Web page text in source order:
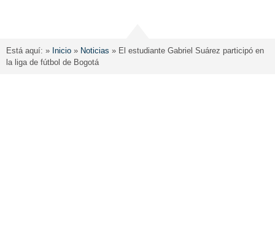
Está aquí: » Inicio » Noticias » El estudiante Gabriel Suárez participó en
la liga de fútbol de Bogotá